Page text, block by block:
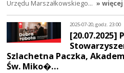
Urzędu Marszałkowskiego… » więcej
2025-07-20, godz. 23:00
[20.07.2025]
Szlachetna Paczka,
Św. Miko�…